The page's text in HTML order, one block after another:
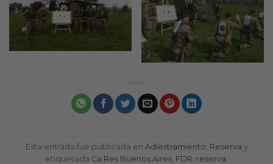
Esta entrada fue publicada en Adiestramiento Reserva y
etiquetada Ca Res Buenos Aires FDR reserva